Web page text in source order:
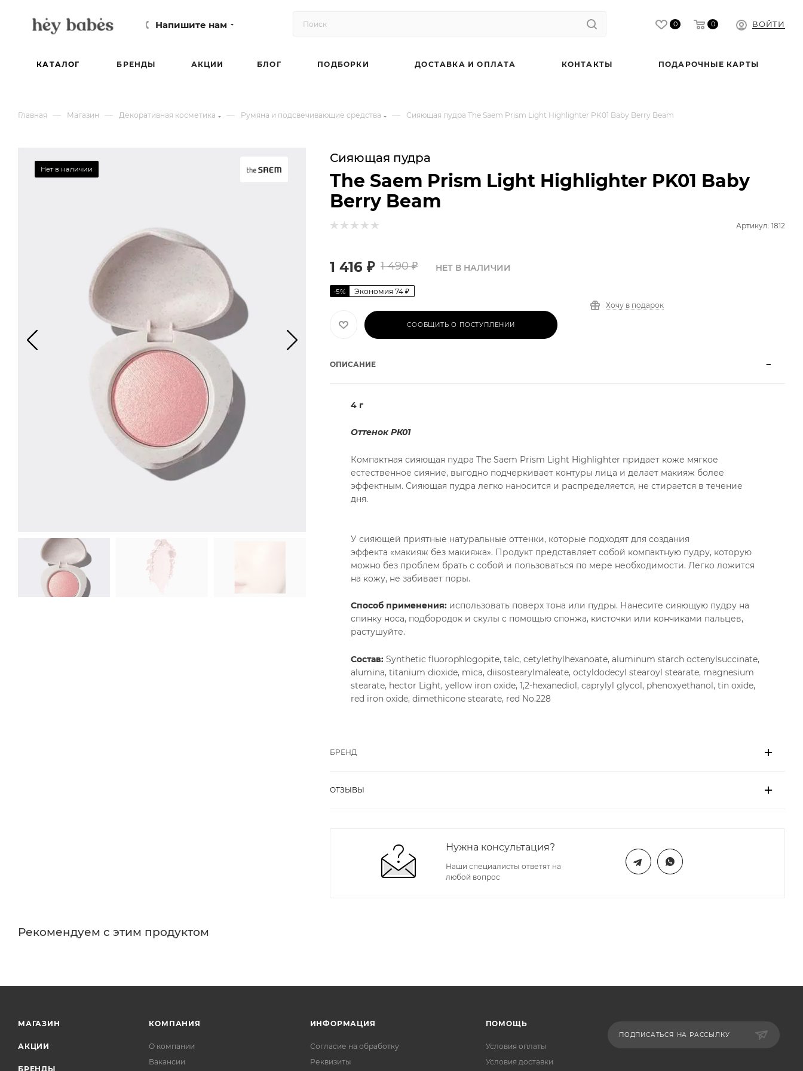
Напишите нам 0 0 ВОЙТИ
КАТАЛОГ БРЕНДЫ АКЦИИ БЛОГ ПОДБОРКИ ДОСТАВКА И ОПЛАТА КОНТАКТЫ ПОДАРОЧНЫЕ КАРТЫ
Главная — Магазин — Декоративная косметика — Румяна и подсвечивающие средства — Сияющая пудра The Saem Prism Light Highlighter PK01 Baby Berry Beam
Нет в наличии
Сияющая пудра
The Saem Prism Light Highlighter PK01 Baby
Berry Beam
Артикул: 1812
1 416 ₽ 1 490₽
-5% Экономия 74 ₽
НЕТ В НАЛИЧИИ
СООБЩИТЬ О ПОСТУПЛЕНИИ
Хочу в подарок
ОПИСАНИЕ
4 г
Оттенок РК01
Компактная сияющая пудра The Saem Prism Light Highlighter придает коже мягкое
естественное сияние, выгодно подчеркивает контуры лица и делает макияж более
эффектным. Сияющая пудра легко наносится и распределяется, не стирается в течение
дня.
У сияющей приятные натуральные оттенки, которые подходят для создания
эффекта «макияж без макияжа». Продукт представляет собой компактную пудру, которую
можно без проблем брать с собой и пользоваться по мере необходимости. Легко ложится
на кожу, не забивает поры.
Способ применения: использовать поверх тона или пудры. Нанесите сияющую пудру на
спинку носа, подбородок и скулы с помощью спонжа, кисточки или кончиками пальцев,
растушуйте.
Состав: Synthetic fluorophlogopite, talc, cetylethylhexanoate, aluminum starch octenylsuccinate,
alumina, titanium dioxide, mica, diisostearylmaleate, octyldodecyl stearoyl stearate, magnesium
stearate, hector Light, yellow iron oxide, 1,2-hexanediol, caprylyl glycol, phenoxyethanol, tin oxide,
red iron oxide, dimethicone stearate, red No.228
БРЕНД
ОТЗЫВЫ
Нужна консультация?
Наши специалисты ответят на
любой вопрос
Рекомендуем с этим продуктом
МАГАЗИН
АКЦИИ
БРЕНДЫ
КОМПАНИЯ
О компании
Вакансии
ИНФОРМАЦИЯ
Согласие на обработку
Реквизиты
ПОМОЩЬ
Условия оплаты
Условия доставки
ПОДПИСАТЬСЯ НА РАССЫЛКУ